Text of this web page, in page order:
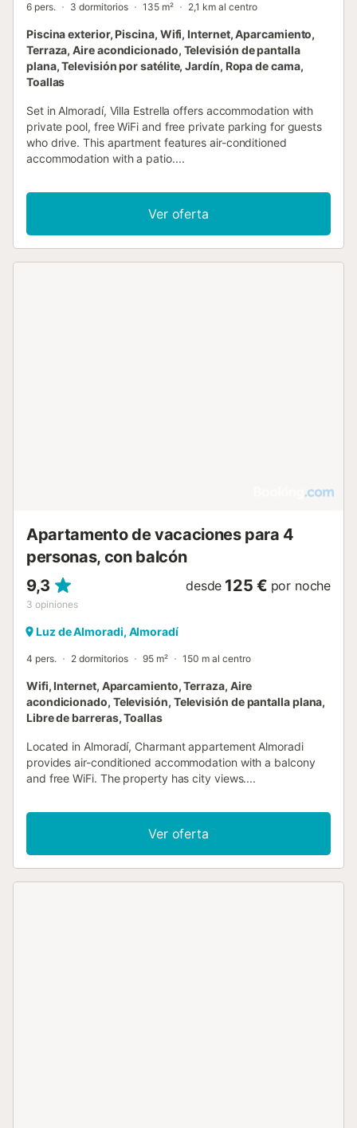
6 pers. 3 dormitorios 135 m² 2,1 km al centro
Piscina exterior, Piscina, Wifi, Internet, Aparcamiento,
Terraza, Aire acondicionado, Televisión de pantalla
plana, Televisión por satélite, Jardín, Ropa de cama,
Toallas
Set in Almoradí, Villa Estrella offers accommodation with
private pool, free WiFi and free private parking for guests
who drive. This apartment features air-conditioned
accommodation with a patio....
Ver oferta
Apartamento de vacaciones para 4
personas, con balcón
9,3
3 opiniones
desde 125 € por noche
Luz de Almoradi, Almoradí
4 pers. 2 dormitorios 95 m² 150 m al centro
Wifi, Internet, Aparcamiento, Terraza, Aire
acondicionado, Televisión, Televisión de pantalla plana,
Libre de barreras, Toallas
Located in Almoradí, Charmant appartement Almoradi
provides air-conditioned accommodation with a balcony
and free WiFi. The property has city views....
Ver oferta